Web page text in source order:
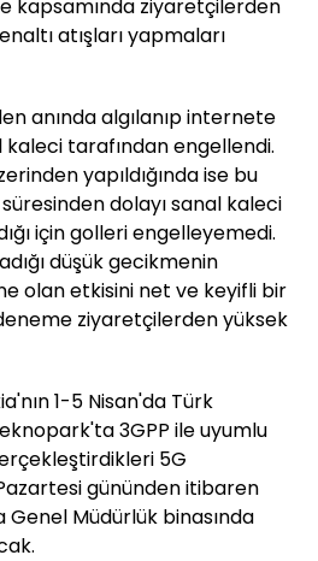
kapsamında ziyaretçilerden
atışları yapmaları
anında algılanıp internete
tarafından engellendi.
yapıldığında ise bu
dolayı sanal kaleci
için golleri engelleyemedi.
düşük gecikmenin
olan etkisini net ve keyifli bir
ziyaretçilerden yüksek
1-5 Nisan'da Türk
3GPP ile uyumlu
5G
gününden itibaren
Müdürlük binasında